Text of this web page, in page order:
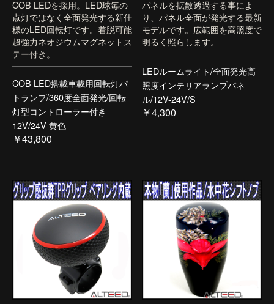
COB LEDを採用。LED球毎の
点灯ではなく全面発光する新仕
様のLED回転灯です。着脱可能
超強力ネオジウムマグネットス
テー付き。
COB LED搭載車載用回転灯パ
トランプ/360度全面発光/回転
灯型コントローラー付き
12V/24V 黄色
￥43,800
パネルを拡散透過する事によ
り、パネル全面が発光する最新
モデルです。広範囲を高照度で
明るく照らします。
LEDルームライト/全面発光高
照度インテリアランプパネ
ル/12V-24V/S
￥4,300